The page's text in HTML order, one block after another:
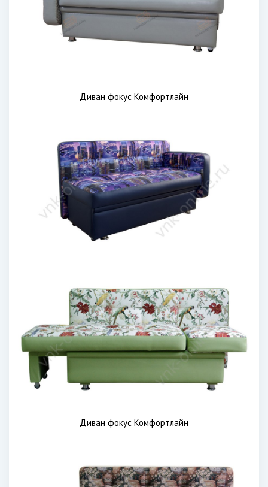
Диван фокус Комфортлайн
Диван фокус Комфортлайн